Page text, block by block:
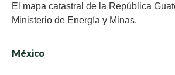
El mapa catastral de la República
Ministerio de Energía y Minas.
México